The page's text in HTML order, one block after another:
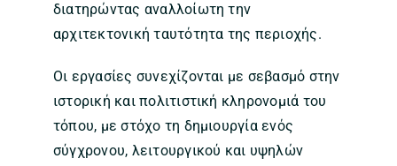
διατηρώντας αναλλοίωτη την
αρχιτεκτονική ταυτότητα της περιοχής.
Οι εργασίες συνεχίζονται με σεβασμό στην
ιστορική και πολιτιστική κληρονομιά του
τόπου, με στόχο τη δημιουργία ενός
σύγχρονου, λειτουργικού και υψηλών